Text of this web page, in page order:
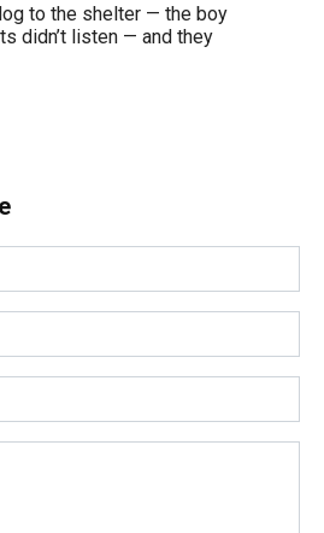
to the shelter — the boy
didn’t listen — and they